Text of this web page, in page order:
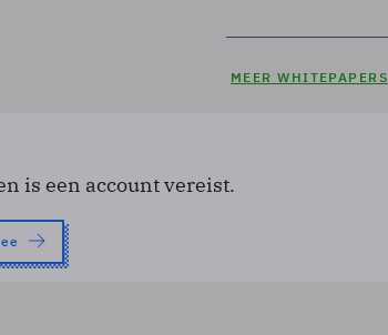
MEER WHITEPAPERS
is een account vereist.